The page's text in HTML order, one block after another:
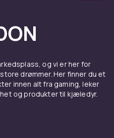
og vi er her for
drømmer. Her finner du et
innen alt fra gaming, leker
og produkter til kjæledyr.